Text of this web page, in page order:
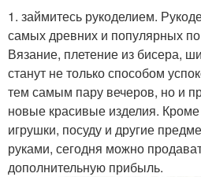
1. займитесь рукоделием.
самых древних и популярных
Вязание, плетение из бисера,
станут не только способом
тем самым пару вечеров, но и
новые красивые изделия.
игрушки, посуду и другие
руками, сегодня можно
дополнительную прибыль.